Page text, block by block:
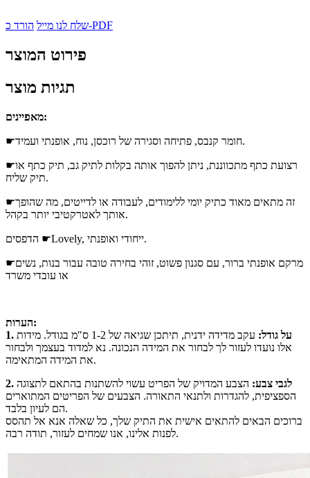
שלח לנו מיילהורד כ-PDF
פירוט המוצר
תגיות מוצר
מאפיינים:
☛חומר קנבס, פתיחה וסגירה של רוכסן, נוח, אופנתי ועמיד.
☛רצועת כתף מתכווננת, ניתן להפוך אותה בקלות לתיק גב, תיק כתף או
תיק שליח.
☛זה מתאים מאוד כתיק יומי ללימודים, לעבודה או לדייטים, מה שהופך
אותך לאטרקטיבי יותר בקהל.
הדפסים ☛Lovely, ייחודי ואופנתי.
☛מרקם אופנתי ברור, עם סגנון פשוט, זוהי בחירה טובה עבור בנות, נשים
או עובדי משרד
הערות:
1. על גודל:
עקב מדידה ידנית, תיתכן שגיאה של 1-2 ס"מ בגודל. מידות
אלו נועדו לעזור לך לבחור את המידה הנכונה. נא למדוד בעצמך ולבחור
את המידה המתאימה.
2. לגבי צבע: הצבע המדויק של הפריט עשוי להשתנות בהתאם לתצוגה
הספציפית, להגדרות ולתנאי התאורה. הצבעים של הפריטים המתוארים
הם לעיון בלבד.
ברוכים הבאים להתאים אישית את התיק שלך, כל שאלה אנא אל תהסס
לפנות אלינו, אנו שמחים לעזור, תודה רבה.